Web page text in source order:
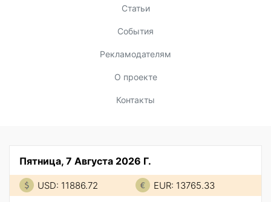
Статьи
События
Рекламодателям
О проекте
Контакты
Пятница, 7 Августа 2026 Г.
USD: 11886.72 EUR: 13765.33